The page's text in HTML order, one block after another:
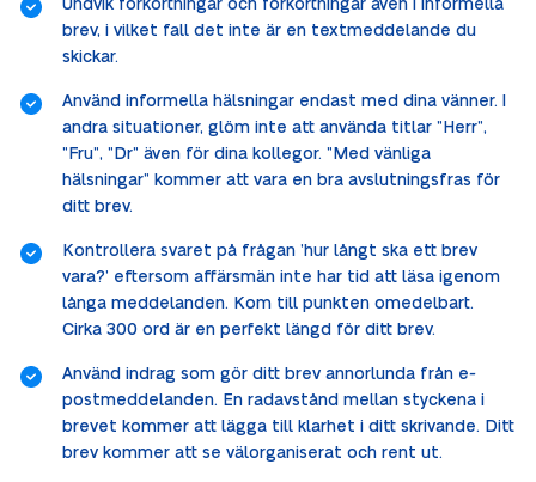
Undvik förkortningar och förkortningar även i informella
brev, i vilket fall det inte är en textmeddelande du
skickar.
Använd informella hälsningar endast med dina vänner. I
andra situationer, glöm inte att använda titlar ”Herr”,
”Fru”, ”Dr” även för dina kollegor. ”Med vänliga
hälsningar” kommer att vara en bra avslutningsfras för
ditt brev.
Kontrollera svaret på frågan ’hur långt ska ett brev
vara?’ eftersom affärsmän inte har tid att läsa igenom
långa meddelanden. Kom till punkten omedelbart.
Cirka 300 ord är en perfekt längd för ditt brev.
Använd indrag som gör ditt brev annorlunda från e-
postmeddelanden. En radavstånd mellan styckena i
brevet kommer att lägga till klarhet i ditt skrivande. Ditt
brev kommer att se välorganiserat och rent ut.